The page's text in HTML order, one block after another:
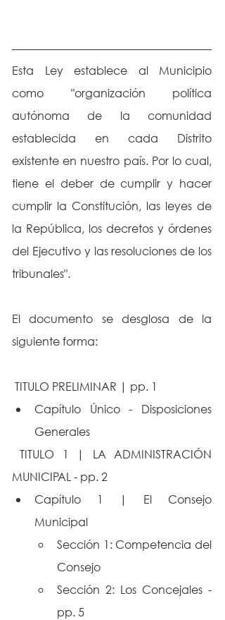
Esta Ley establece al Municipio
como "organización política
autónoma de la comunidad
establecida en cada Distrito
existente en nuestro país. Por lo cual,
tiene el deber de cumplir y hacer
cumplir la Constitución, las leyes de
la República, los decretos y órdenes
del Ejecutivo y las resoluciones de los
tribunales".
El documento se desglosa de la
siguiente forma:
TITULO PRELIMINAR | pp. 1
Capítulo Único - Disposiciones
Generales
TITULO 1 | LA ADMINISTRACIÓN
MUNICIPAL - pp. 2
Capítulo 1 | El Consejo
Municipal
Sección 1: Competencia del
Consejo
Sección 2: Los Concejales -
pp. 5